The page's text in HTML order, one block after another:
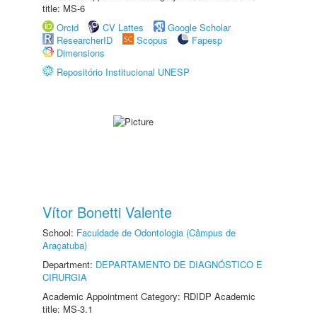
title: MS-6
Orcid
CV Lattes
Google Scholar
ResearcherID
Scopus
Fapesp
Dimensions
Repositório Institucional UNESP
Vítor Bonetti Valente
School: Faculdade de Odontologia (Câmpus de
Araçatuba)
Department: DEPARTAMENTO DE DIAGNÓSTICO E
CIRURGIA
Academic Appointment Category: RDIDP Academic
title: MS-3.1